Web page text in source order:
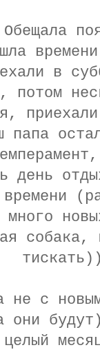
в
потом
папа
день
времени
не с
они